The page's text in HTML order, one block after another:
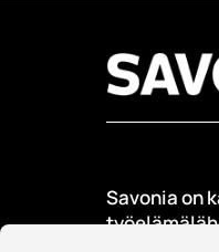
Savonia on